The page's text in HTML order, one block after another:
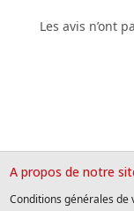
Les avis n’ont
A propos de notre
Conditions générales de